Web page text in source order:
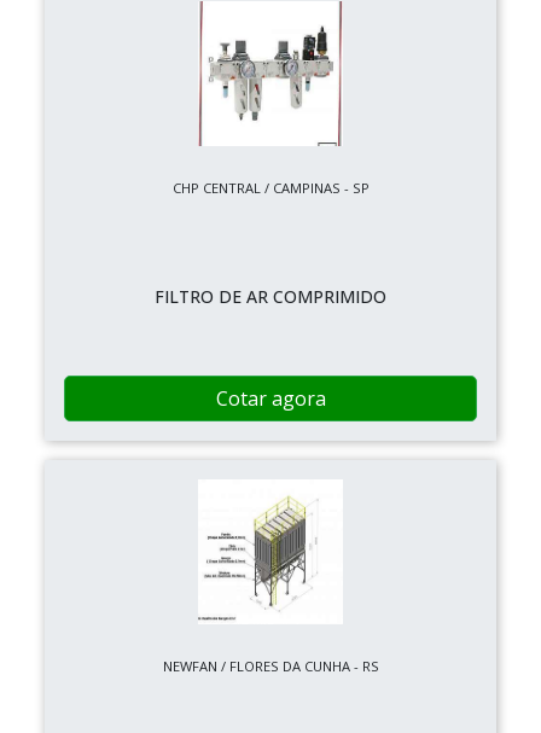
CHP CENTRAL / CAMPINAS - SP
FILTRO DE AR COMPRIMIDO
Cotar agora
NEWFAN / FLORES DA CUNHA - RS